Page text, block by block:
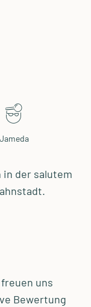
Jameda
in der salutem
uns
Bewertung